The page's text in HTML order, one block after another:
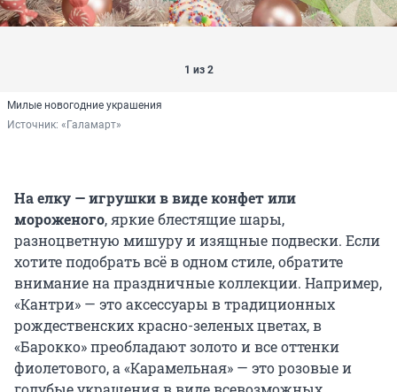
1 из 2
Милые новогодние украшения
Источник: «Галамарт»
На елку — игрушки в виде конфет или
мороженого, яркие блестящие шары,
разноцветную мишуру и изящные подвески. Если
хотите подобрать всё в одном стиле, обратите
внимание на праздничные коллекции. Например,
«Кантри» — это аксессуары в традиционных
рождественских красно-зеленых цветах, в
«Барокко» преобладают золото и все оттенки
фиолетового, а «Карамельная» — это розовые и